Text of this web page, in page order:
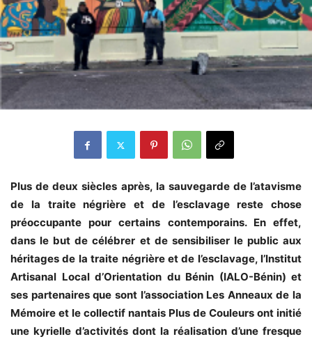
Plus de deux siècles après, la sauvegarde de l’atavisme
de la traite négrière et de l’esclavage reste chose
préoccupante pour certains contemporains. En effet,
dans le but de célébrer et de sensibiliser le public aux
héritages de la traite négrière et de l’esclavage, l’Institut
Artisanal Local d’Orientation du Bénin (IALO-Bénin) et
ses partenaires que sont l’association Les Anneaux de la
Mémoire et le collectif nantais Plus de Couleurs ont initié
une kyrielle d’activités dont la réalisation d’une fresque